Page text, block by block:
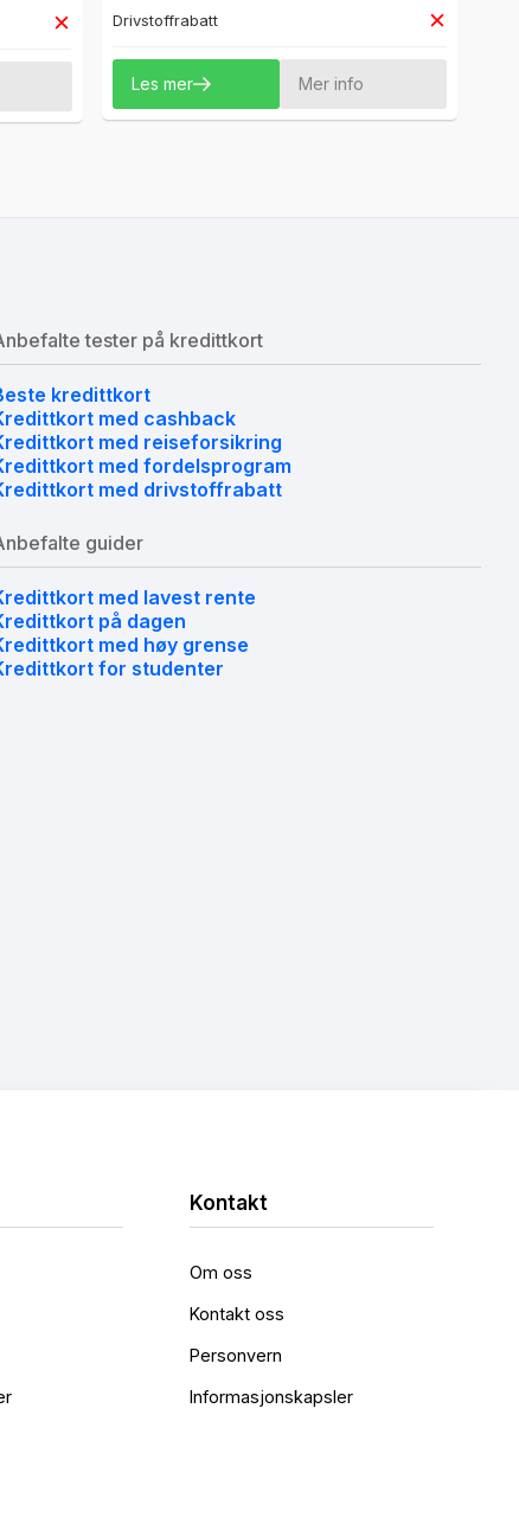
Drivstoffrabatt
Les mer Mer info
tester på kredittkort
kredittkort
med cashback
med reiseforsikring
med fordelsprogram
med drivstoffrabatt
guider
med lavest rente
på dagen
med høy grense
for studenter
Kontakt
Om oss
Kontakt oss
Personvern
Informasjonskapsler